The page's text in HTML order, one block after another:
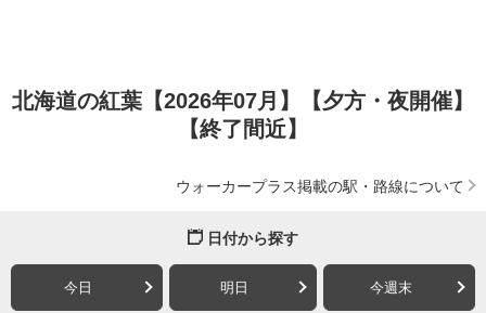
北海道の紅葉【2026年07月】【夕方・夜開催】
【終了間近】
ウォーカープラス掲載の駅・路線について
日付から探す
今日 明日 今週末